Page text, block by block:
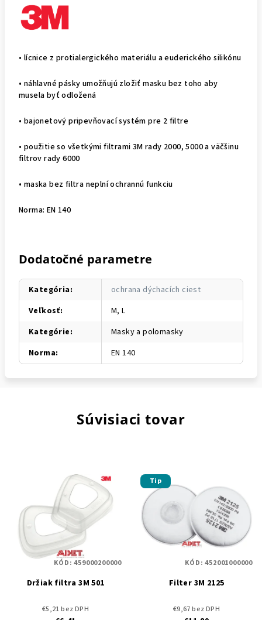
• lícnice z protialergického materiálu a euderického silikónu
• náhlavné pásky umožňujú zložiť masku bez toho aby
musela byť odložená
• bajonetový pripevňovací systém pre 2 filtre
• použitie so všetkými filtrami 3M rady 2000, 5000 a väčšinu
filtrov rady 6000
• maska bez filtra neplní ochrannú funkciu
Norma: EN 140
Dodatočné parametre
Kategória:
ochrana dýchacích ciest
Veľkosť:
M, L
Kategórie:
Masky a polomasky
Norma: EN 140
Súvisiaci tovar
Držiak filtra 3M 501
€5,21 bez DPH
KÓD:459000200000
Tip
Filter 3M 2125
€9,67 bez DPH
KÓD:452001000000